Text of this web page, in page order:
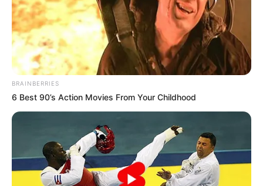
martes, 7 de julio de 2026
05:50 p. m.
Colombia se despide del mundial
Tras caer 4-3 en la tanda de penaltis, Colombia quedó
eliminada del Mundial 2026.
BRAINBERRIES
6 Best 90’s Action Movies From Your Childhood